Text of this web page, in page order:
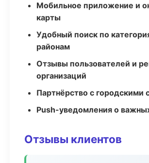
Мобильное приложение и
карты
Удобный поиск по
районам
Отзывы пользователей и
организаций
Партнёрство с городскими
Push-уведомления о
Отзывы клиентов